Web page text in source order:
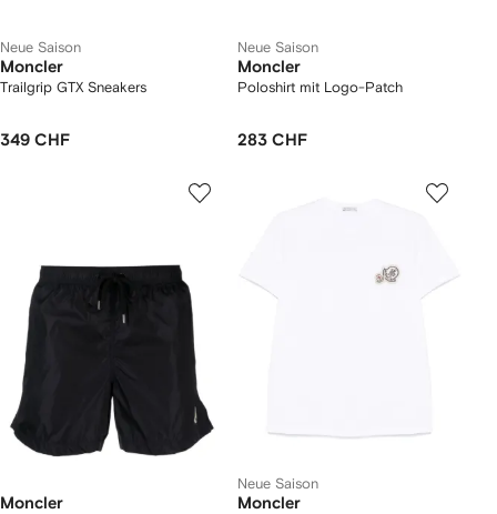
Neue Saison
Moncler
Trailgrip GTX Sneakers
349 CHF
Neue Saison
Moncler
Poloshirt mit Logo-Patch
283 CHF
Moncler
Neue Saison
Moncler